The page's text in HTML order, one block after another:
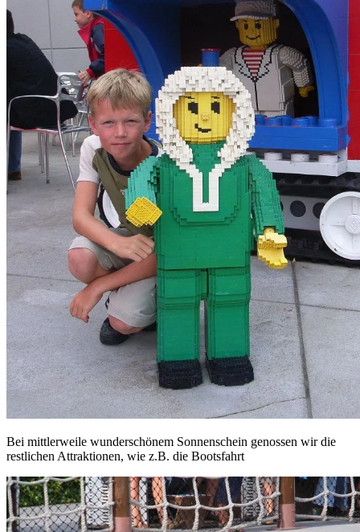
Bei mittlerweile wunderschönem Sonnenschein genossen wir die
restlichen Attraktionen, wie z.B. die Bootsfahrt